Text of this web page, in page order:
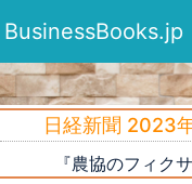
BusinessBooks.jp
日経新聞 2023
『農協のフィク